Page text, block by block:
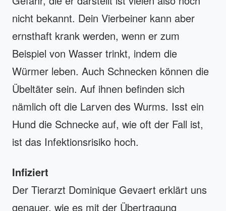
nicht bekannt. Dein Vierbeiner kann aber
ernsthaft krank werden, wenn er zum
Beispiel von Wasser trinkt, indem die
Würmer leben. Auch Schnecken können die
Übeltäter sein. Auf ihnen befinden sich
nämlich oft die Larven des Wurms. Isst ein
Hund die Schnecke auf, wie oft der Fall ist,
ist das Infektionsrisiko hoch.
Infiziert
Der Tierarzt Dominique Gevaert erklärt uns
genauer, wie es mit der Übertragung